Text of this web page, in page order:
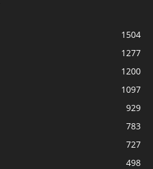
1504
1277
1200
1097
929
783
727
498